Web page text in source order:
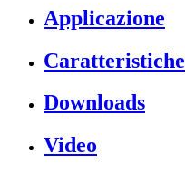
Applicazione
Caratteristiche
Downloads
Video